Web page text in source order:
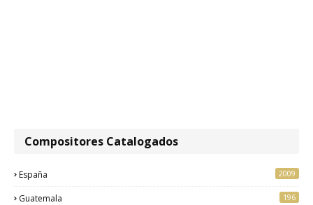
Compositores Catalogados
España 2009
Guatemala 196